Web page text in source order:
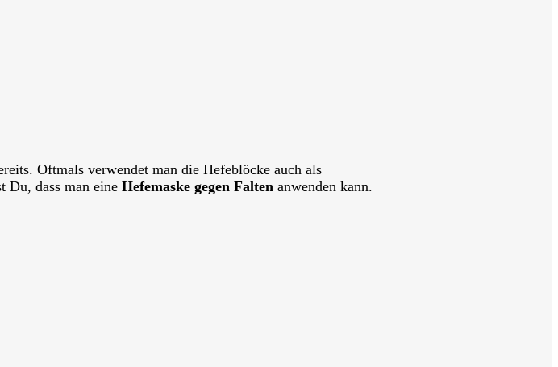
Oftmals verwendet man die Hefeblöcke auch als
Du, dass man eine Hefemaske gegen Falten anwenden kann.